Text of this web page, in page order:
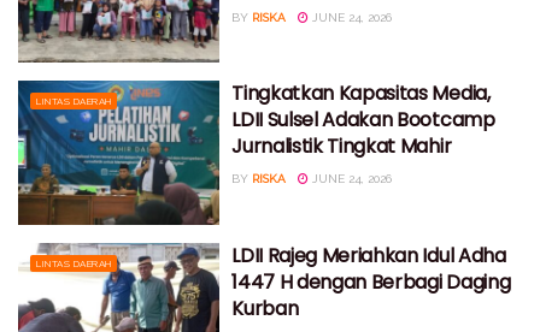
BY RISKA JUNE 24, 2026
LINTAS DAERAH
Tingkatkan Kapasitas Media,
LDII Sulsel Adakan Bootcamp
Jurnalistik Tingkat Mahir
BY RISKA JUNE 24, 2026
LINTAS DAERAH
LDII Rajeg Meriahkan Idul Adha
1447 H dengan Berbagi Daging
Kurban